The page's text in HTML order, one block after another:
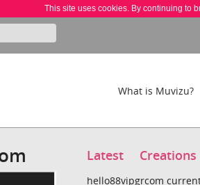
This site uses cookies. By continuing to
What is Muvizu?
Latest Creations
hello88vipgrcom